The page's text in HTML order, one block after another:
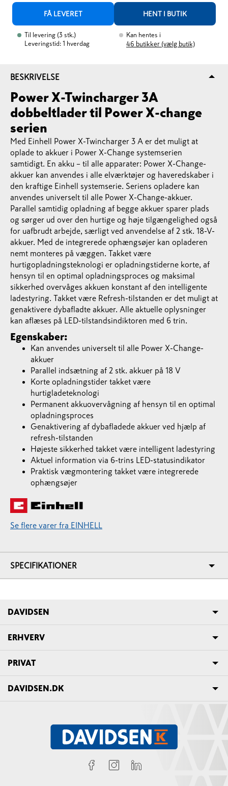
FÅ LEVERET HENT I BUTIK
Til levering (3 stk.)
Leveringstid: 1 hverdag
Kan hentes i
46 butikker (vælg butik)
BESKRIVELSE
Power X-Twincharger 3A
dobbeltlader til Power X-change
serien
Med Einhell Power X-Twincharger 3 A er det muligt at
oplade to akkuer i Power X-Change systemserien
samtidigt. En akku – til alle apparater: Power X-Change-
akkuer kan anvendes i alle elværktøjer og haveredskaber i
den kraftige Einhell systemserie. Seriens opladere kan
anvendes universelt til alle Power X-Change-akkuer.
Parallel samtidig opladning af begge akkuer sparer plads
og sørger ud over den hurtige og høje tilgængelighed også
for uafbrudt arbejde, særligt ved anvendelse af 2 stk. 18-V-
akkuer. Med de integrerede ophængsøjer kan opladeren
nemt monteres på væggen. Takket være
hurtigopladningsteknologi er opladningstiderne korte, af
hensyn til en optimal opladningsproces og maksimal
sikkerhed overvåges akkuen konstant af den intelligente
ladestyring. Takket være Refresh-tilstanden er det muligt at
genaktivere dybafladte akkuer. Alle aktuelle oplysninger
kan aflæses på LED-tilstandsindiktoren med 6 trin.
Egenskaber:
Kan anvendes universelt til alle Power X-Change-
akkuer
Parallel indsætning af 2 stk. akkuer på 18 V
Korte opladningstider takket være
hurtigladeteknologi
Permanent akkuovervågning af hensyn til en optimal
opladningsproces
Genaktivering af dybafladede akkuer ved hjælp af
refresh-tilstanden
Højeste sikkerhed takket være intelligent ladestyring
Aktuel information via 6-trins LED-statusindikator
Praktisk vægmontering takket være integrerede
ophængsøjer
Se flere varer fra EINHELL
SPECIFIKATIONER
DAVIDSEN
ERHVERV
PRIVAT
DAVIDSEN.DK